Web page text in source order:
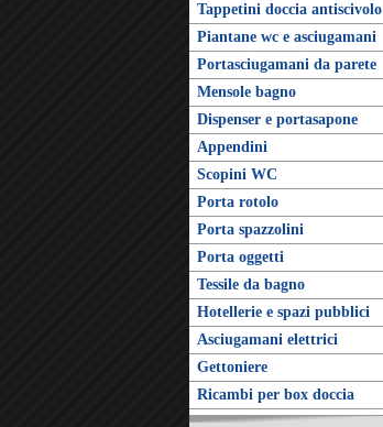
Tappetini doccia antiscivolo
Piantane wc e asciugamani
Portasciugamani da parete
Mensole bagno
Dispenser e portasapone
Appendini
Scopini WC
Porta rotolo
Porta spazzolini
Porta oggetti
Tessile da bagno
Hotellerie e spazi pubblici
Asciugamani elettrici
Gettoniere
Ricambi per box doccia